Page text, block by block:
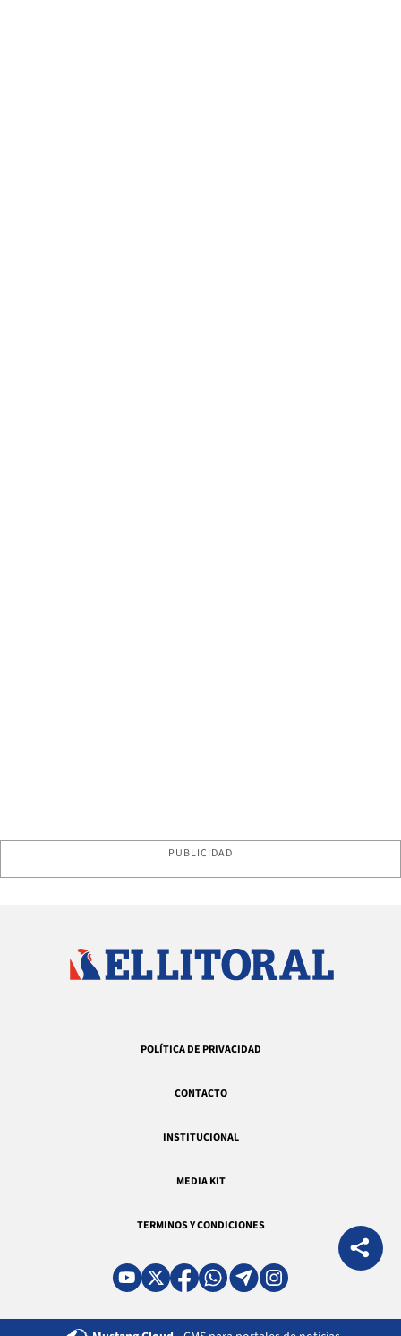
PUBLICIDAD
POLÍTICA DE PRIVACIDAD
CONTACTO
INSTITUCIONAL
MEDIA KIT
TERMINOS Y CONDICIONES